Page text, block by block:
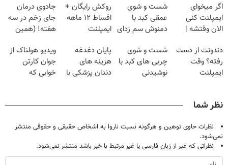
اگر میخوای
ایمپلنت کنی
الان وقتشه |
میلیون تومان!!!
شست و شوی
عمقی کبد با
دمنوش سم زدای
روکش رایگان +
اقساط ۱۲ ماهه
ایمپلنت
جادوی درمان
جای زخم در سه
هفته! (همین
صحبت کنید)
دندونت از دست
رفته؟ وقت
ایمپلنت
شست و شوی
چربی های کبد با
نوشیدنی
پایان دغدغه
هزینه های
دندان پزشکی با
ویدیو هولناک از
جوان کارتن
خوابی که
نظر شما
نظرات حاوی توهین و هرگونه نسبت ناروا به اشخاص حقیقی و حقوقی منتشر
نمی‌شود.
نظراتی که غیر از زبان فارسی یا غیر مرتبط با خبر باشد منتشر نمی‌شود.